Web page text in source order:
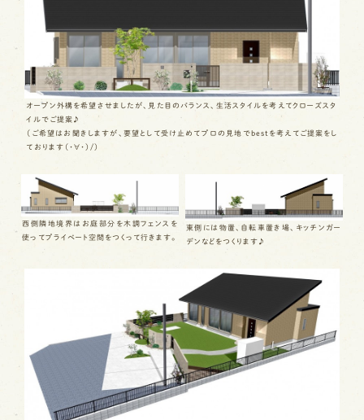
オープン外構を希望させましたが、見た目のバランス、生活スタイルを考えてクローズスタ
イルでご提案♪
（ご希望はお聞きしますが、要望として受け止めてプロの見地でbestを考えてご提案をし
ております（・∀・）/）
西側隣地境界はお庭部分を木調フェンスを
使ってプライベート空間をつくって行きます。
東側には物置、自転車置き場、キッチンガー
デンなどをつくります♪